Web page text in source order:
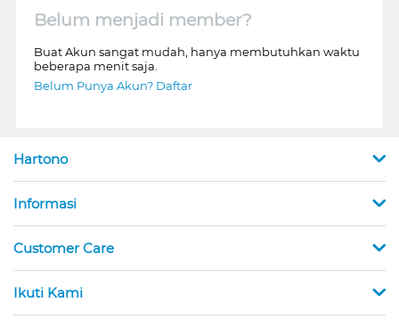
Belum menjadi member?
Buat Akun sangat mudah, hanya membutuhkan waktu
beberapa menit saja.
Belum Punya Akun? Daftar
Hartono
Informasi
Customer Care
Ikuti Kami